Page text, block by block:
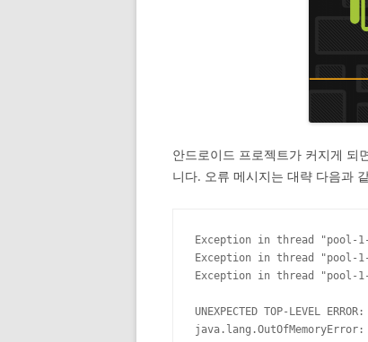
안드로이드 프로젝트가 커지게 되
니다. 오류 메시지는 대략 다음과
Exception in thread "pool-1-
Exception in thread "pool-1-
Exception in thread "pool-1-
UNEXPECTED TOP-LEVEL ERROR: